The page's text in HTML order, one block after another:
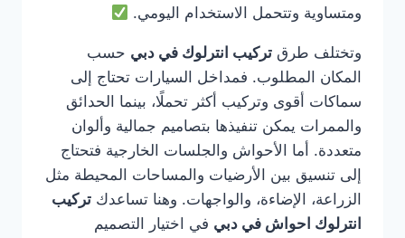
ومتساوية وتتحمل الاستخدام اليومي.
وتختلف طرق تركيب انترلوك في دبي حسب
المكان المطلوب. فمداخل السيارات تحتاج إلى
سماكات أقوى وتركيب أكثر تحملًا، بينما الحدائق
والممرات يمكن تنفيذها بتصاميم جمالية وألوان
متعددة. أما الأحواش والجلسات الخارجية فتحتاج
إلى تنسيق بين الأرضيات والمساحات المحيطة مثل
الزراعة، الإضاءة، والواجهات. وهنا تساعدك تركيب
انترلوك احواش في دبي في اختيار التصميم